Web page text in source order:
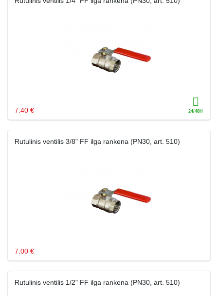
7.40 €
Rutulinis ventilis 3/8" FF ilga rankena (PN30, art. 510)
7.00 €
Rutulinis ventilis 1/2" FF ilga rankena (PN30, art. 510)